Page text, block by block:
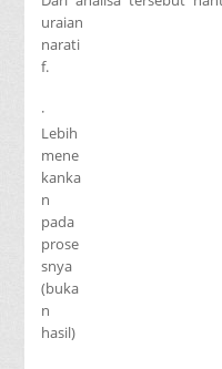
uraian
narati
f.
·
Lebih
mene
kanka
n
pada
prose
snya
(buka
n
hasil)